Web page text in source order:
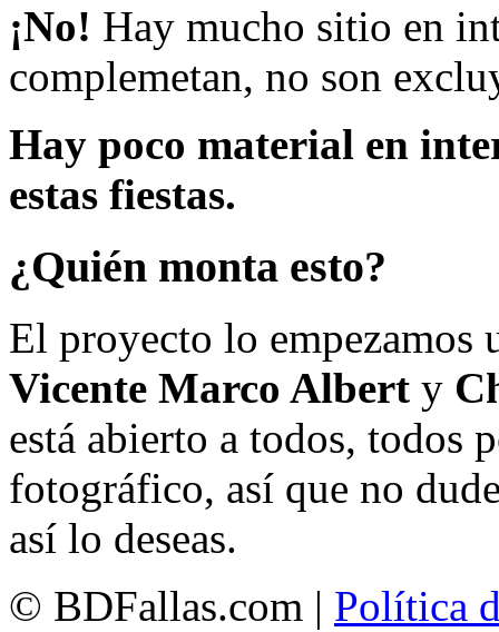
¡No! Hay mucho sitio en
complemetan, no son
Hay poco material en
estas fiestas.
¿Quién monta esto?
El proyecto lo empezamos
Vicente Marco Albert y
está abierto a todos, todos
fotográfico, así que no
así lo deseas.
© BDFallas.com | Política